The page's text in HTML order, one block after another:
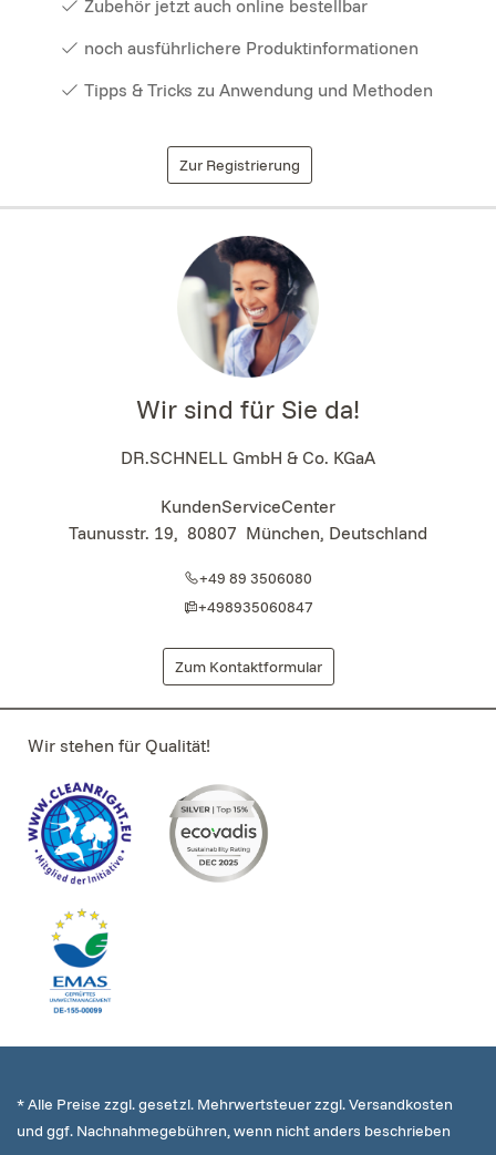
Zubehör jetzt auch online bestellbar
noch ausführlichere Produktinformationen
Tipps & Tricks zu Anwendung und Methoden
Zur Registrierung
Wir sind für Sie da!
DR.SCHNELL GmbH & Co. KGaA
KundenServiceCenter
Taunusstr. 19, 80807 München, Deutschland
+49 89 3506080
+498935060847
Zum Kontaktformular
Wir stehen für Qualität!
* Alle Preise zzgl. gesetzl. Mehrwertsteuer zzgl. Versandkosten
und ggf. Nachnahmegebühren, wenn nicht anders beschrieben